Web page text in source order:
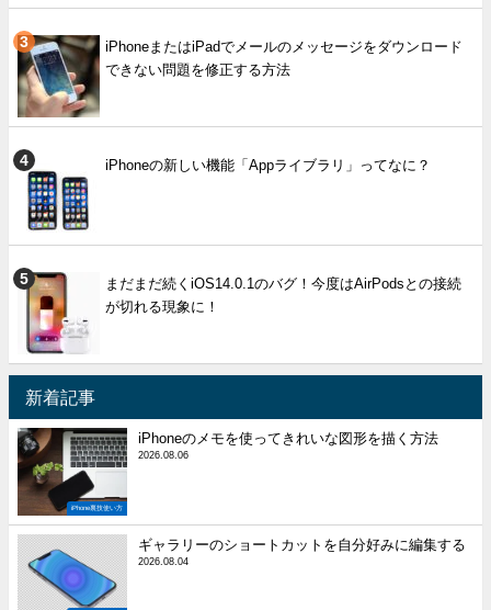
iPhoneまたはiPadでメールのメッセージをダウンロード
できない問題を修正する方法
iPhoneの新しい機能「Appライブラリ」ってなに？
まだまだ続くiOS14.0.1のバグ！今度はAirPodsとの接続
が切れる現象に！
新着記事
iPhone裏技使い方
iPhoneのメモを使ってきれいな図形を描く方法
2026.08.06
ギャラリーのショートカットを自分好みに編集する
2026.08.04